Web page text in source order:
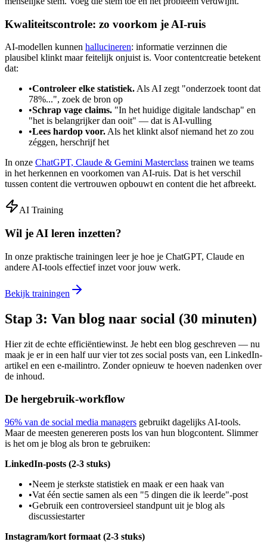
Kwaliteitscontrole: zo voorkom je AI-ruis
AI-modellen kunnen hallucineren: informatie verzinnen die
plausibel klinkt maar feitelijk onjuist is. Voor contentcreatie betekent
dat:
•Controleer elke statistiek.Als AI zegt "onderzoek toont dat
78%...", zoek de bron op
•Schrap vage claims. "In het huidige digitale landschap" en
"het is belangrijker dan ooit" — dat is AI-vulling
•Lees hardop voor.Als het klinkt alsof niemand het zo zou
zéggen, herschrijf het
In onze ChatGPT, Claude & Gemini Masterclass trainen we teams
in het herkennen en voorkomen van AI-ruis. Dat is het verschil
tussen content die vertrouwen opbouwt en content die het afbreekt.
AI Training
Wil je AI leren inzetten?
In onze praktische trainingen leer je hoe je ChatGPT, Claude en
andere AI-tools effectief inzet voor jouw werk.
Bekijk trainingen
Stap 3: Van blog naar social (30 minuten)
Hier zit de echte efficiëntiewinst. Je hebt een blog geschreven — nu
maak je er in een half uur vier tot zes social posts van, een LinkedIn-
artikel en een e-mailintro. Zonder opnieuw te hoeven nadenken over
de inhoud.
De hergebruik-workflow
96% van de social media managers gebruikt dagelijks AI-tools.
Maar de meesten genereren posts los van hun blogcontent. Slimmer
is het om je blog als bron te gebruiken:
LinkedIn-posts (2-3 stuks)
•Neem je sterkste statistiek en maak er een haak van
•Vat één sectie samen als een "5 dingen die ik leerde"-post
•Gebruik een controversieel standpunt uit je blog als
discussiestarter
Instagram/kort formaat (2-3 stuks)